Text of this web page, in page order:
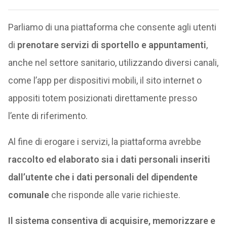
Parliamo di una piattaforma che consente agli utenti
di prenotare servizi di sportello e appuntamenti,
anche nel settore sanitario, utilizzando diversi canali,
come l’app per dispositivi mobili, il sito internet o
appositi totem posizionati direttamente presso
l’ente di riferimento.
Al fine di erogare i servizi, la piattaforma avrebbe
raccolto ed elaborato sia i dati personali inseriti
dall’utente che i dati personali del dipendente
comunaleche risponde alle varie richieste.
Il sistema consentiva di acquisire, memorizzare e